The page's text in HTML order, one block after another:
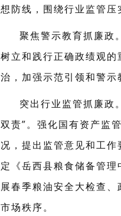
想防线，围绕行业监管压
聚焦警示教育抓廉政
树立和践行正确政绩观
治，加强示范引领和警
突出行业监管抓廉政
双责”。强化国有资产监
况，提出监管意见和工
定《岳西县粮食储备管
展春季粮油安全大检查
市场秩序。